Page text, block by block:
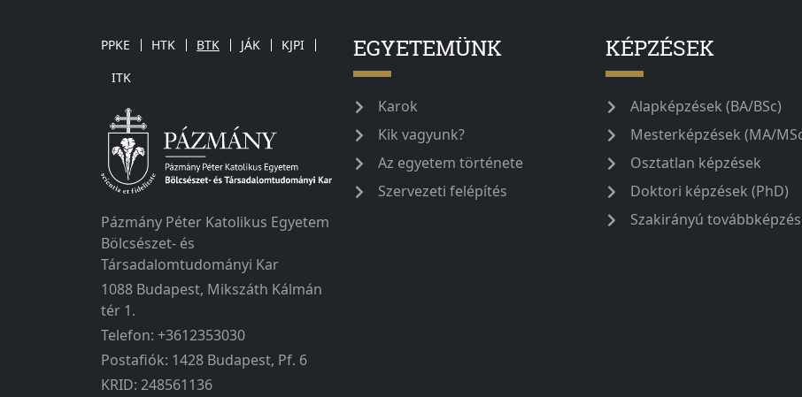
PPKE HTK BTK JÁK
KJPI
ITK
Pázmány Péter Katolikus Egyetem
Bölcsészet- és
Társadalomtudományi Kar
1088 Budapest, Mikszáth Kálmán
tér 1.
Telefon: +3612353030
Postafiók: 1428 Budapest, Pf. 6
KRID: 248561136
EGYETEMÜNK
Karok
Kik vagyunk?
Az egyetem története
Szervezeti felépítés
KÉPZÉSEK
Alapképzések (BA/BSc)
Mesterképzések (MA/
Osztatlan képzések
Doktori képzések (PhD)
Szakirányú